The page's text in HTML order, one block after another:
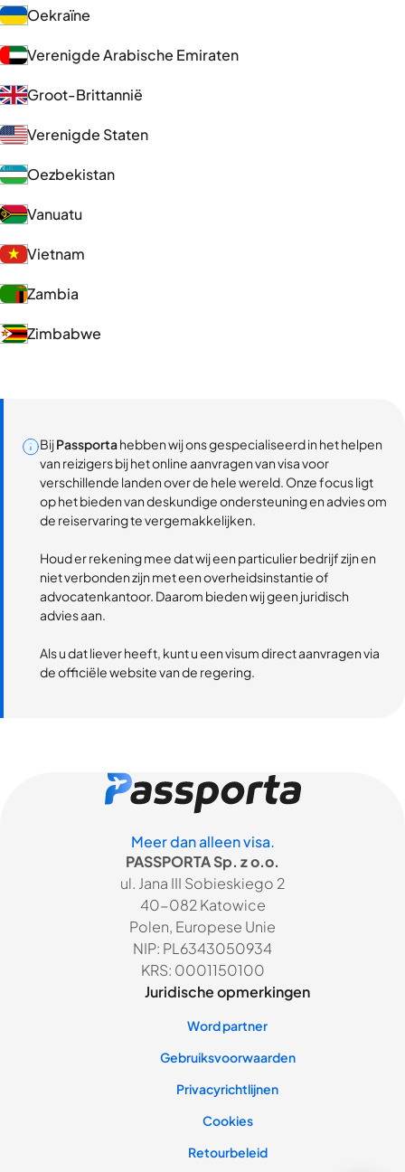
Oekraïne
Verenigde Arabische Emiraten
Groot-Brittannië
Verenigde Staten
Oezbekistan
Vanuatu
Vietnam
Zambia
Zimbabwe
BijPassportahebben wij ons gespecialiseerd in het helpen
van reizigers bij het online aanvragen van visa voor
verschillende landen over de hele wereld. Onze focus ligt
op het bieden van deskundige ondersteuning en advies om
de reiservaring te vergemakkelijken.
Houd er rekening mee dat wij een particulier bedrijf zijn en
niet verbonden zijn met een overheidsinstantie of
advocatenkantoor. Daarom bieden wij geen juridisch
advies aan.
Als u dat liever heeft, kunt u een visum direct aanvragen via
de officiële website van de regering.
Meer dan alleen visa.
PASSPORTA Sp. z o.o.
ul. Jana III Sobieskiego 2
40-082 Katowice
Polen, Europese Unie
NIP: PL6343050934
KRS: 0001150100
Juridische opmerkingen
Word partner
Gebruiksvoorwaarden
Privacyrichtlijnen
Cookies
Retourbeleid